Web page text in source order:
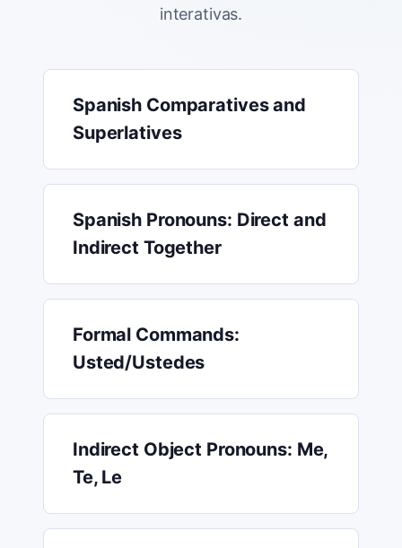
interativas.
Spanish Comparatives and
Superlatives
Spanish Pronouns: Direct and
Indirect Together
Formal Commands:
Usted/Ustedes
Indirect Object Pronouns: Me,
Te, Le